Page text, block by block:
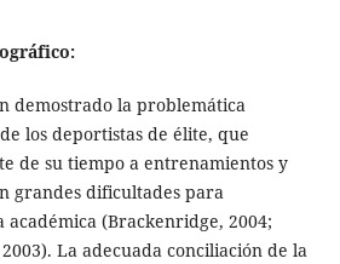
demostrado la problemática
los deportistas de élite, que
de su tiempo a entrenamientos y
grandes dificultades para
(Brackenridge, 2004;
La adecuada conciliación de la